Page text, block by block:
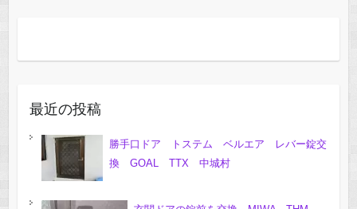
最近の投稿
勝手口ドア トステム ベルエア レバー錠交
換 GOAL TTX 中城村